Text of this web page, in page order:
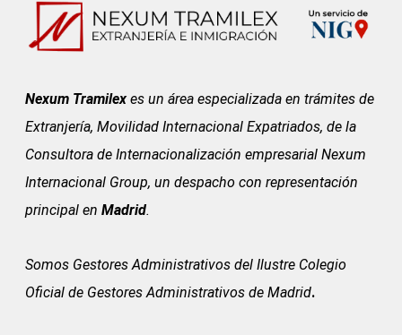
Nexum Tramilex es un área especializada en trámites de
Extranjería, Movilidad Internacional Expatriados, de la
Consultora de Internacionalización empresarial Nexum
Internacional Group, un despacho con representación
principal en Madrid.
Somos Gestores Administrativos del Ilustre Colegio
Oficial de Gestores Administrativos de Madrid.